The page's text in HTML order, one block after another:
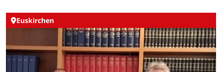
Euskirchen